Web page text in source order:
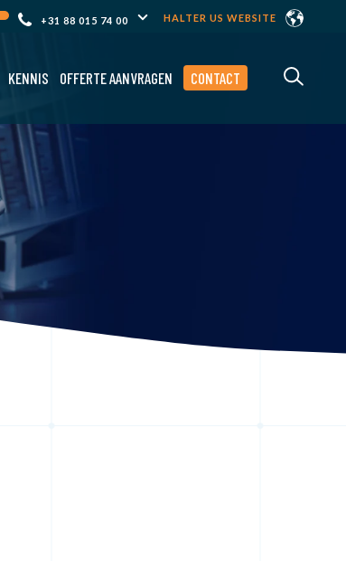
+31 88 015 74 00 HALTER US WEBSITE
KENNIS OFFERTE AANVRAGEN CONTACT